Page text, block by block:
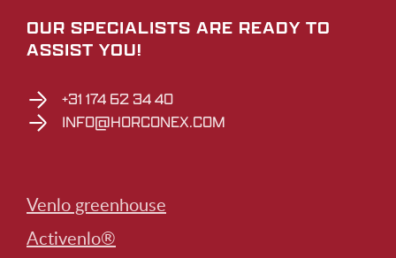
OUR SPECIALISTS ARE READY TO
ASSIST YOU!
+31 174 62 34 40
INFO@HORCONEX.COM
Venlo greenhouse
Activenlo®